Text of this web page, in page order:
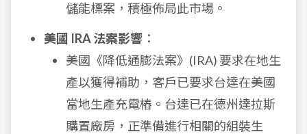
儲能標案，積極佈局此市場。
美國 IRA 法案影響 ：
美國《降低通膨法案》(IRA) 要求在地生
產以獲得補助，客戶已要求台達在美國
當地生產充電樁。台達已在德州達拉斯
購置廠房，正準備進行相關的組裝生